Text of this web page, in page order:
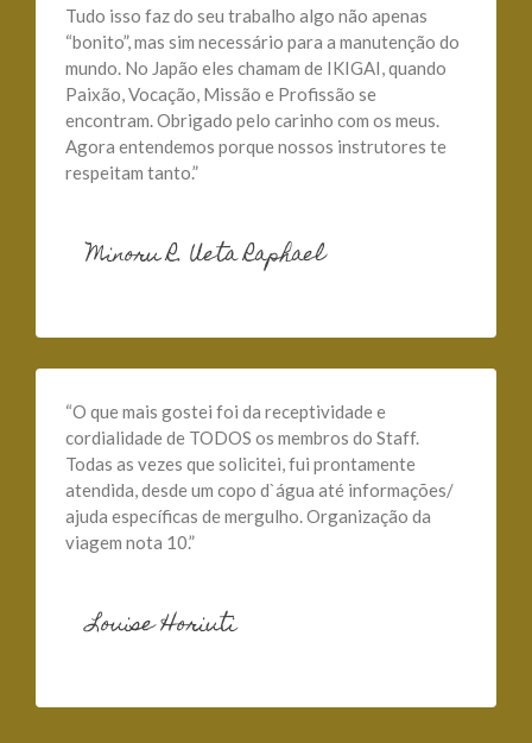
Tudo isso faz do seu trabalho algo não apenas
“bonito”, mas sim necessário para a manutenção do
mundo. No Japão eles chamam de IKIGAI, quando
Paixão, Vocação, Missão e Profissão se
encontram. Obrigado pelo carinho com os meus.
Agora entendemos porque nossos instrutores te
respeitam tanto.”
Minoru R. Ueta Raphael
“O que mais gostei foi da receptividade e
cordialidade de TODOS os membros do Staff.
Todas as vezes que solicitei, fui prontamente
atendida, desde um copo d`água até informações/
ajuda específicas de mergulho. Organização da
viagem nota 10.”
Louise Horiuti